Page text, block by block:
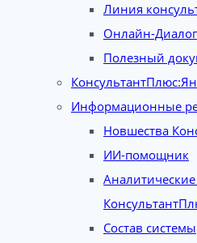
Линия
Онлайн-Диалог
Полезный
Информационные
Новшества
ИИ-помощник
Состав системы